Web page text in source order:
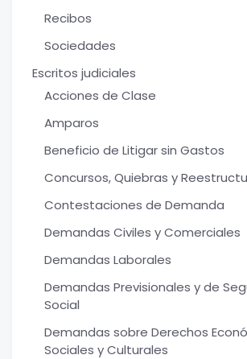
Recibos
Sociedades
Escritos judiciales
Acciones de Clase
Amparos
Beneficio de Litigar sin Gastos
Concursos, Quiebras y
Contestaciones de Demanda
Demandas Civiles y Comerciales
Demandas Laborales
Demandas Previsionales y de
Social
Demandas sobre Derechos
Sociales y Culturales